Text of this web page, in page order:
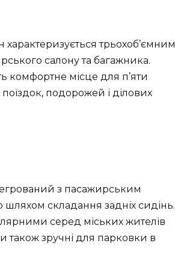
трьохоб’ємним
салону та багажника.
комфортне місце для п’яти
подорожей і ділових
з пасажирським
складання задніх сидінь.
серед міських жителів
також зручні для парковки в